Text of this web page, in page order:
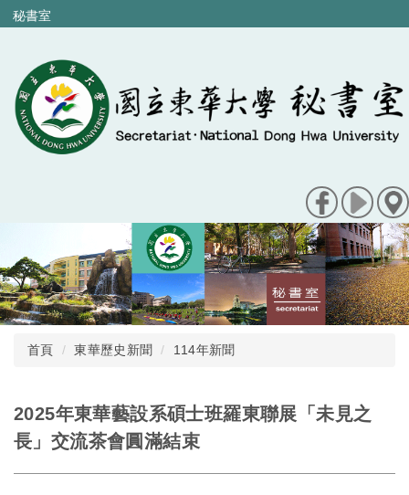
跳
到
內
容
區
秘書室
首頁 東華歷史新聞 114年新聞
2025年東華藝設系碩士班羅東聯展「未見之
長」交流茶會圓滿結束